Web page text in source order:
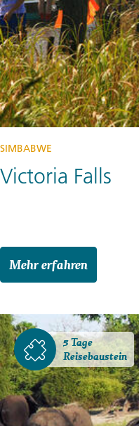
SIMBABWE
Victoria Falls
Mehr erfahren
5 Tage
Reisebaustein